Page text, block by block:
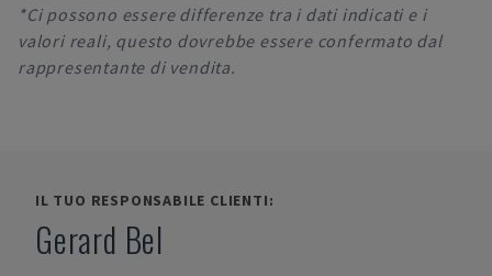
*Ci possono essere differenze tra i dati indicati e i
valori reali, questo dovrebbe essere confermato dal
rappresentante di vendita.
IL TUO RESPONSABILE CLIENTI:
Gerard Bel